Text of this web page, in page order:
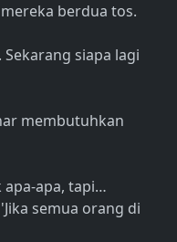
berdua tos.
siapa lagi
membutuhkan
apa-apa, tapi…
semua orang di